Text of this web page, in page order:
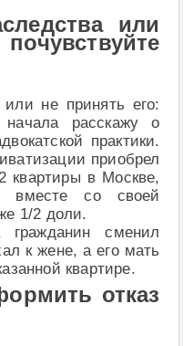
или
или не принять его:
расскажу о
практики.
приобрел
квартиры в Москве,
вместе со своей
1/2 доли.
гражданин сменил
к жене, а его мать
квартире.
отказ